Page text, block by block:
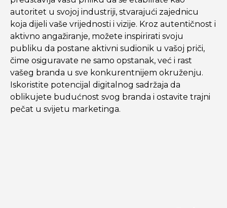
autoritet u svojoj industriji, stvarajući zajednicu
koja dijeli vaše vrijednosti i vizije. Kroz autentičnost i
aktivno angažiranje, možete inspirirati svoju
publiku da postane aktivni sudionik u vašoj priči,
čime osiguravate ne samo opstanak, već i rast
vašeg branda u sve konkurentnijem okruženju.
Iskoristite potencijal digitalnog sadržaja da
oblikujete budućnost svog branda i ostavite trajni
pečat u svijetu marketinga.